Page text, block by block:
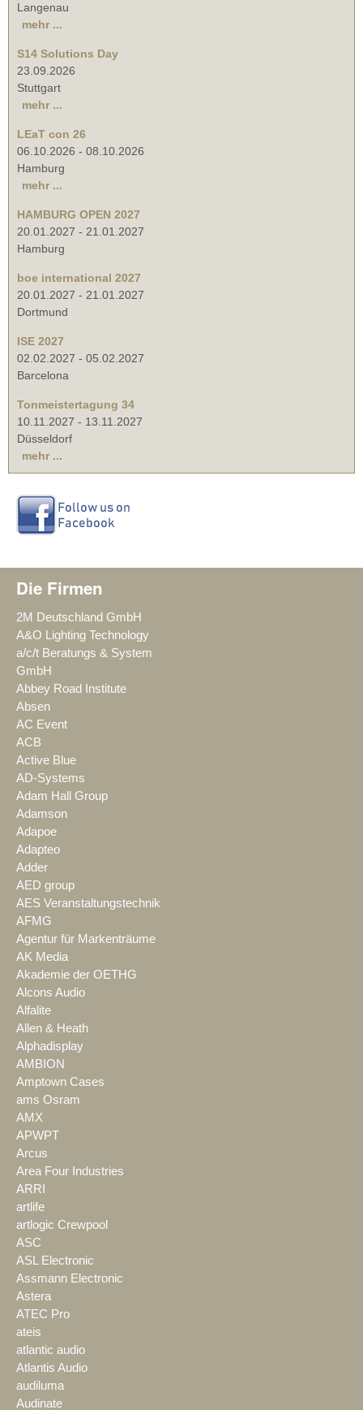
Langenau
mehr ...
S14 Solutions Day
23.09.2026
Stuttgart
mehr ...
LEaT con 26
06.10.2026 - 08.10.2026
Hamburg
mehr ...
HAMBURG OPEN 2027
20.01.2027 - 21.01.2027
Hamburg
boe international 2027
20.01.2027 - 21.01.2027
Dortmund
ISE 2027
02.02.2027 - 05.02.2027
Barcelona
Tonmeistertagung 34
10.11.2027 - 13.11.2027
Düsseldorf
mehr ...
Die Firmen
2M Deutschland GmbH
A&O Lighting Technology
a/c/t Beratungs & System
GmbH
Abbey Road Institute
Absen
AC Event
ACB
Active Blue
AD-Systems
Adam Hall Group
Adamson
Adapoe
Adapteo
Adder
AED group
AES Veranstaltungstechnik
AFMG
Agentur für Markenträume
AK Media
Akademie der OETHG
Alcons Audio
Alfalite
Allen & Heath
Alphadisplay
AMBION
Amptown Cases
ams Osram
AMX
APWPT
Arcus
Area Four Industries
ARRI
artlife
artlogic Crewpool
ASC
ASL Electronic
Assmann Electronic
Astera
ATEC Pro
ateis
atlantic audio
Atlantis Audio
audiluma
Audinate